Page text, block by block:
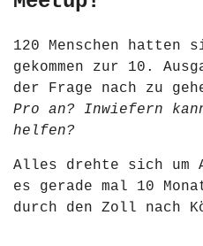
120 Menschen hatten
gekommen zur 10.
der Frage nach zu
Pro an? Inwiefern
helfen?
Alles drehte sich um
es gerade mal 10
durch den Zoll nach